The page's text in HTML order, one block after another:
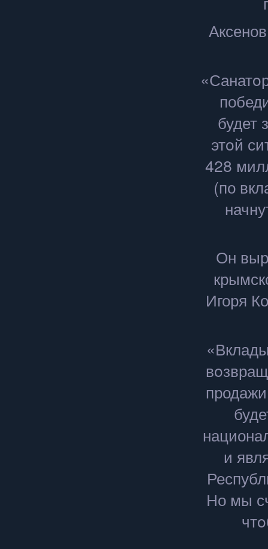
будет
этοй
428
(по
Он
Игоря
и
Но мы